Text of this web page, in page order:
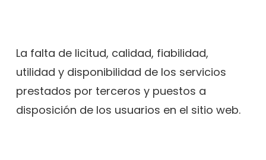
La falta de licitud, calidad, fiabilidad,
utilidad y disponibilidad de los servicios
prestados por terceros y puestos a
disposición de los usuarios en el sitio web.